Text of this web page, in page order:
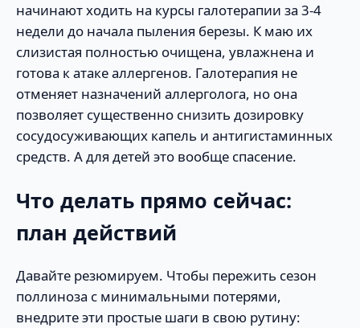
начинают ходить на курсы галотерапии за 3-4
недели до начала пыления березы. К маю их
слизистая полностью очищена, увлажнена и
готова к атаке аллергенов. Галотерапия не
отменяет назначений аллерголога, но она
позволяет существенно снизить дозировку
сосудосуживающих капель и антигистаминных
средств. А для детей это вообще спасение.
Что делать прямо сейчас:
план действий
Давайте резюмируем. Чтобы пережить сезон
поллиноза с минимальными потерями,
внедрите эти простые шаги в свою рутину: